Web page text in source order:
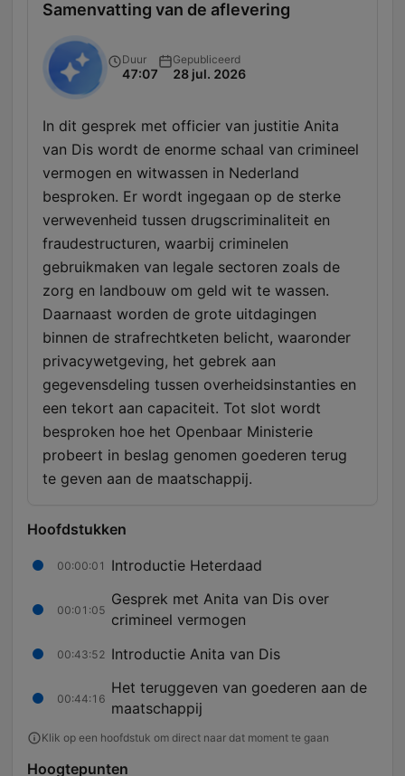
Samenvatting van de aflevering
Duur
47:07
Gepubliceerd
28 jul. 2026
In dit gesprek met officier van justitie Anita
van Dis wordt de enorme schaal van crimineel
vermogen en witwassen in Nederland
besproken. Er wordt ingegaan op de sterke
verwevenheid tussen drugscriminaliteit en
fraudestructuren, waarbij criminelen
gebruikmaken van legale sectoren zoals de
zorg en landbouw om geld wit te wassen.
Daarnaast worden de grote uitdagingen
binnen de strafrechtketen belicht, waaronder
privacywetgeving, het gebrek aan
gegevensdeling tussen overheidsinstanties en
een tekort aan capaciteit. Tot slot wordt
besproken hoe het Openbaar Ministerie
probeert in beslag genomen goederen terug
te geven aan de maatschappij.
Hoofdstukken
00:00:01 Introductie Heterdaad
00:01:05
Gesprek met Anita van Dis over
crimineel vermogen
00:43:52 Introductie Anita van Dis
00:44:16
Het teruggeven van goederen aan de
maatschappij
Klik op een hoofdstuk om direct naar dat moment te gaan
Hoogtepunten